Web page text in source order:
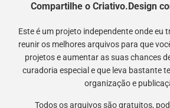
Compartilhe o Criativo.Design
Este é um projeto independente onde eu
reunir os melhores arquivos para que
projetos e aumentar as suas chances
curadoria especial e que leva bastante
organização e
Todos os arquivos são gratuitos,